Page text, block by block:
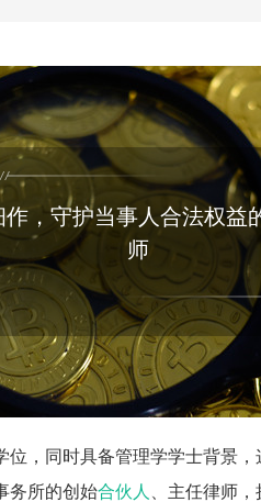
作，守护当事人合法权益
师
，同时具备管理学学士背景
务所的创始合伙人
、主任律师